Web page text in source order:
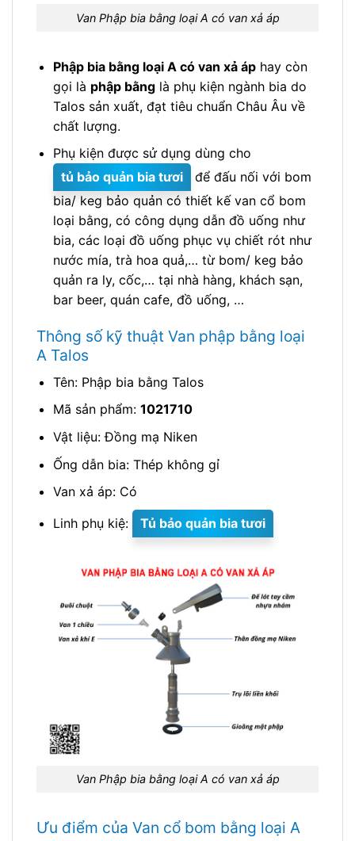
Van Phập bia bằng loại A có van xả áp
Phập bia bằng loại A có van xả áphay còn
gọi là phập bằnglà phụ kiện ngành bia do
Talos sản xuất, đạt tiêu chuẩn Châu Âu về
chất lượng.
Phụ kiện được sử dụng dùng cho
tủ bảo quản bia tươi
để đấu nối với bom
bia/ keg bảo quản có thiết kế van cổ bom
loại bằng, có công dụng dẫn đồ uống như
bia, các loại đồ uống phục vụ chiết rót như
nước mía, trà hoa quả,… từ bom/ keg bảo
quản ra ly, cốc,… tại nhà hàng, khách sạn,
bar beer, quán cafe, đồ uống, …
Thông số kỹ thuật Van phập bằng loại
A Talos
Tên: Phập bia bằng Talos
Mã sản phẩm: 1021710
Vật liệu: Đồng mạ Niken
Ống dẫn bia: Thép không gỉ
Van xả áp: Có
Linh phụ kiệ:
Tủ bảo quản bia tươi
Van Phập bia bằng loại A có van xả áp
Ưu điểm của Van cổ bom bằng loại A